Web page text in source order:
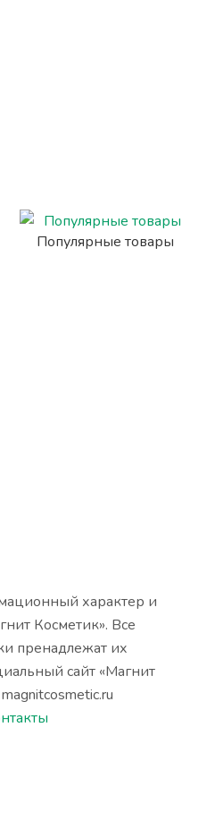
Популярные товары
характер и
Косметик». Все
пренадлежат их
сайт «Магнит